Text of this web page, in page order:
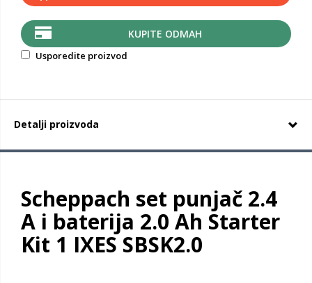
KUPITE ODMAH
Usporedite proizvod
Detalji proizvoda
Scheppach set punjač 2.4
A i baterija 2.0 Ah Starter
Kit 1 IXES SBSK2.0